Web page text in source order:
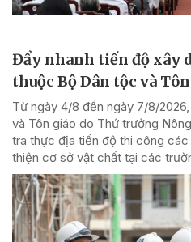
Đẩy nhanh tiến độ xây
thuộc Bộ Dân tộc và
Từ ngày 4/8 đến ngày 7/8/
và Tôn giáo do Thứ trưởng
tra thực địa tiến độ thi công
thiện cơ sở vật chất tại các